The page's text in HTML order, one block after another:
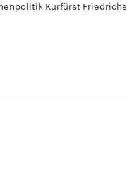
Kurfürst